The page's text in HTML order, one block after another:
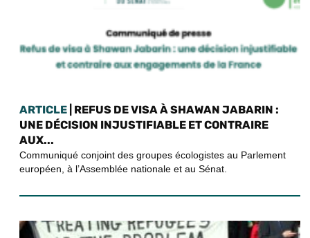
ARTICLE | REFUS DE VISA À SHAWAN JABARIN :
UNE DÉCISION INJUSTIFIABLE ET CONTRAIRE
AUX...
Communiqué conjoint des groupes écologistes au Parlement
européen, à l’Assemblée nationale et au Sénat.